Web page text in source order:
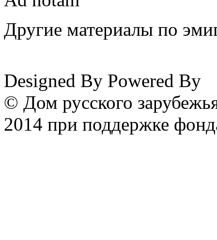
Другие материалы по
Designed By Powered By
© Дом русского
2014 при поддержке